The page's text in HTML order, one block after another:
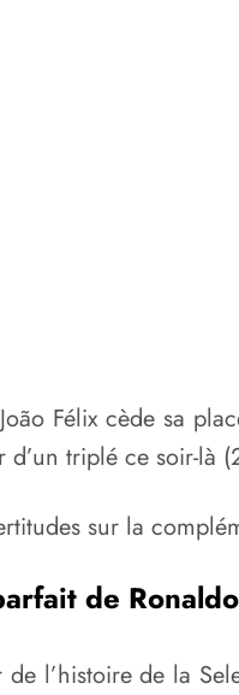
Félix cède sa
triplé ce soir-là
sur la
de
l’histoire de la